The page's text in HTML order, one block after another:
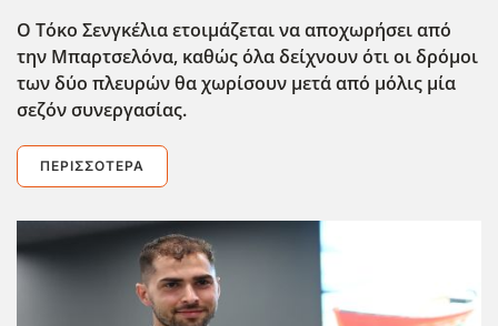
Ο Τόκο Σενγκέλια ετοιμάζεται να αποχωρήσει από
την Μπαρτσελόνα, καθώς όλα δείχνουν ότι οι δρόμοι
των δύο πλευρών θα χωρίσουν μετά από μόλις μία
σεζόν συνεργασίας.
ΠΕΡΙΣΣΌΤΕΡΑ